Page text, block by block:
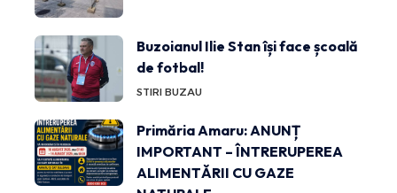
Buzoianul Ilie Stan își face școală
de fotbal!
STIRI BUZAU
Primăria Amaru: ANUNȚ
IMPORTANT – ÎNTRERUPEREA
ALIMENTĂRII CU GAZE